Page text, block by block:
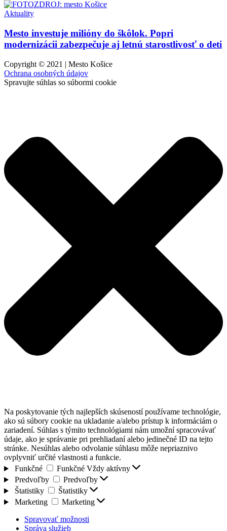
Aktuality
Mesto investuje milióny do škôlok. Popri
modernizácii zabezpečuje aj letnú starostlivosť o deti
Copyright © 2021 | Mesto Košice
Ochrana osobných údajov
Spravujte súhlas so súbormi cookie
Na poskytovanie tých najlepších skúseností používame technológie,
ako sú súbory cookie na ukladanie a/alebo prístup k informáciám o
zariadení. Súhlas s týmito technológiami nám umožní spracovávať
údaje, ako je správanie pri prehliadaní alebo jedinečné ID na tejto
stránke. Nesúhlas alebo odvolanie súhlasu môže nepriaznivo
ovplyvniť určité vlastnosti a funkcie.
Funkčné
Funkčné Vždy aktívny
Predvoľby
Predvoľby
Štatistiky
Štatistiky
Marketing
Marketing
Spravovať možnosti
Správa služieb